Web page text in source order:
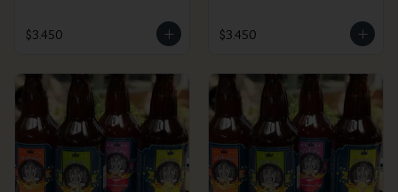
$3.450 $3.450